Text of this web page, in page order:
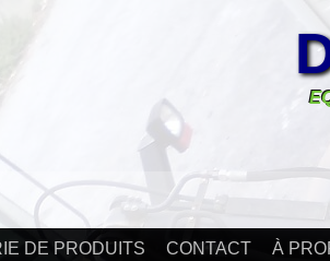
DE PRODUITS CONTACT À